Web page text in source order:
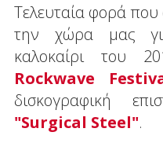
Τελευταία φορά που
την χώρα μας
καλοκαίρι του
Rockwave
δισκογραφική
"Surgical Steel".